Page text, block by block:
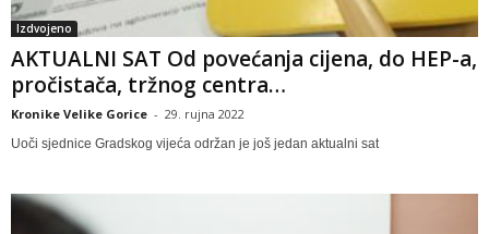
Izdvojeno
AKTUALNI SAT Od povećanja cijena, do HEP-a,
pročistača, tržnog centra…
Kronike Velike Gorice - 29. rujna 2022
Uoči sjednice Gradskog vijeća održan je još jedan aktualni sat